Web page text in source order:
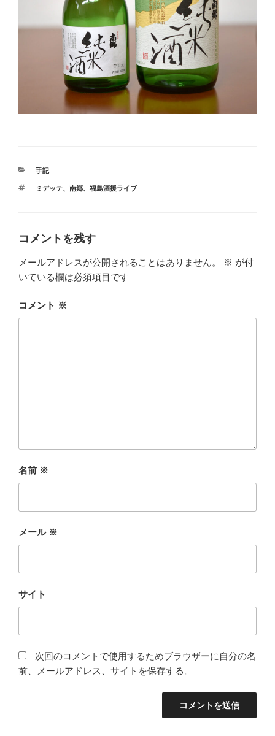
カ
ゴ
手記
タ
ミデッテ、 南郷、 福島酒援ライブ
コメントを残す
メールアドレスが公開されることはありません。 ※ が付
いている欄は必須項目です
コメント ※
名前 ※
メール ※
サイト
次回のコメントで使用するためブラウザーに自分の名
前、メールアドレス、サイトを保存する。